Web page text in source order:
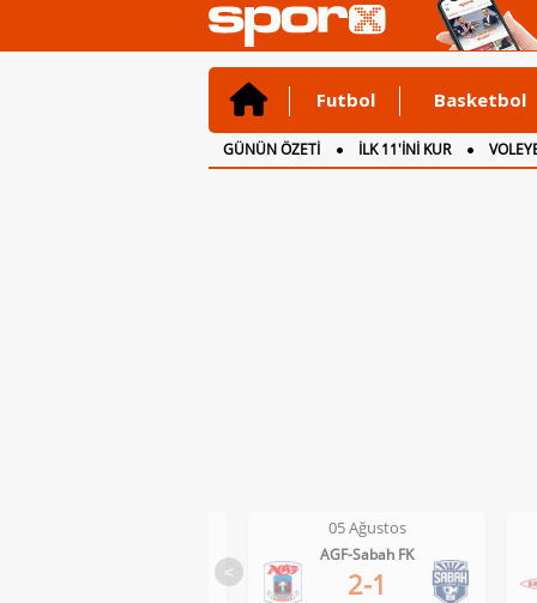
Futbol Basketbol
GÜNÜN ÖZETİ İLK 11'İNİ KUR
CANLI ANLATIM
İNGİLTERE
<
05 Ağustos
AGF-Sabah FK
2-1